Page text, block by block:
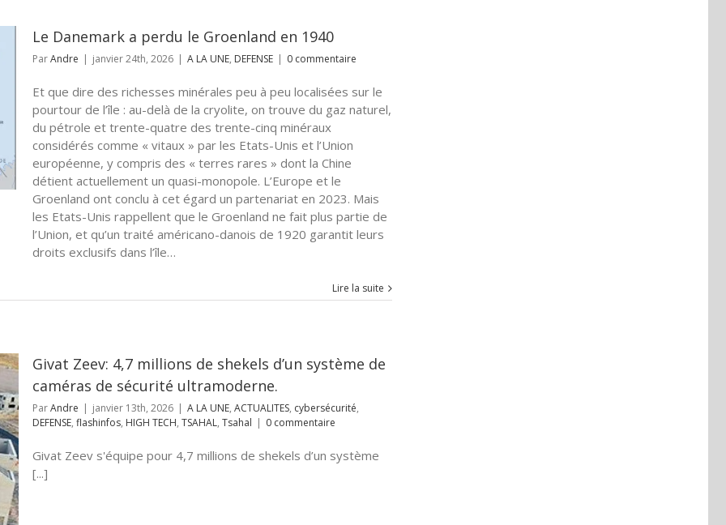
Le Danemark a perdu le Groenland en 1940
ParAndre | janvier 24th, 2026 | A LA UNE, DEFENSE | 0 commentaire
Et que dire des richesses minérales peu à peu localisées sur le
pourtour de l’île : au-delà de la cryolite, on trouve du gaz naturel,
du pétrole et trente-quatre des trente-cinq minéraux
considérés comme « vitaux » par les Etats-Unis et l’Union
européenne, y compris des « terres rares » dont la Chine
détient actuellement un quasi-monopole. L’Europe et le
Groenland ont conclu à cet égard un partenariat en 2023. Mais
les Etats-Unis rappellent que le Groenland ne fait plus partie de
l’Union, et qu’un traité américano-danois de 1920 garantit leurs
droits exclusifs dans l’île…
Lire la suite
Givat Zeev: 4,7 millions de shekels d’un système de
caméras de sécurité ultramoderne.
ParAndre | janvier 13th, 2026 | A LA UNE, ACTUALITES, cybersécurité,
DEFENSE, flashinfos, HIGH TECH, TSAHAL, Tsahal | 0 commentaire
Givat Zeev s'équipe pour 4,7 millions de shekels d’un système
[...]